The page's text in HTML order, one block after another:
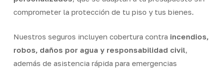
comprometer la protección de tu piso y tus bienes.
Nuestros seguros incluyen cobertura contra incendios,
robos, daños por agua y responsabilidad civil,
además de asistencia rápida para emergencias